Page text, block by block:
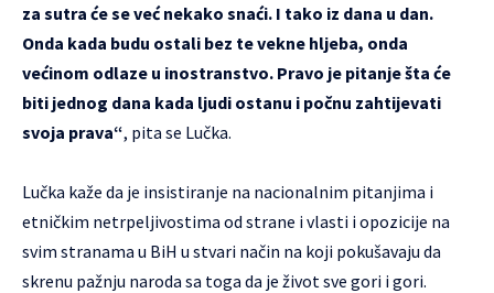
za sutra će se već nekako snaći. I tako iz dana u dan.
Onda kada budu ostali bez te vekne hljeba, onda
većinom odlaze u inostranstvo. Pravo je pitanje šta će
biti jednog dana kada ljudi ostanu i počnu zahtijevati
svoja prava“, pita se Lučka.
Lučka kaže da je insistiranje na nacionalnim pitanjima i
etničkim netrpeljivostima od strane i vlasti i opozicije na
svim stranama u BiH u stvari način na koji pokušavaju da
skrenu pažnju naroda sa toga da je život sve gori i gori.